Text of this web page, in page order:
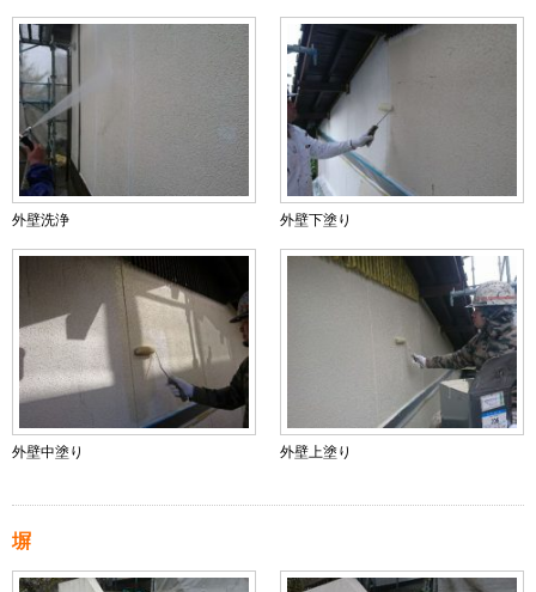
外壁洗浄 外壁下塗り
外壁中塗り 外壁上塗り
塀